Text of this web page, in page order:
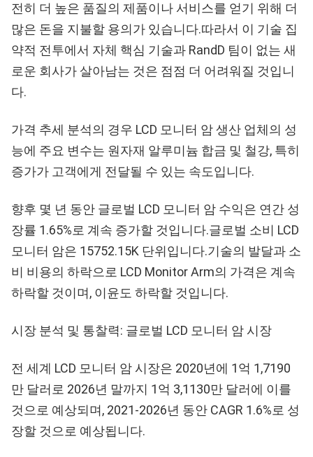
전히 ​​더 높은 품질의 제품이나 서비스를 얻기 위해 더
많은 돈을 지불할 용의가 있습니다.따라서 이 기술 집
약적 전투에서 자체 핵심 기술과 RandD 팀이 없는 새
로운 회사가 살아남는 것은 점점 더 어려워질 것입니
다.
가격 추세 분석의 경우 LCD 모니터 암 생산 업체의 성
능에 주요 변수는 원자재 알루미늄 합금 및 철강, 특히
증가가 고객에게 전달될 수 있는 속도입니다.
향후 몇 년 동안 글로벌 LCD 모니터 암 수익은 연간 성
장률 1.65%로 계속 증가할 것입니다.글로벌 소비 LCD
모니터 암은 15752.15K 단위입니다.기술의 발달과 소
비 비용의 하락으로 LCD Monitor Arm의 가격은 계속
하락할 것이며, 이윤도 하락할 것입니다.
시장 분석 및 통찰력: 글로벌 LCD 모니터 암 시장
전 세계 LCD 모니터 암 시장은 2020년에 1억 1,7190
만 달러로 2026년 말까지 1억 3,1130만 달러에 이를
것으로 예상되며, 2021-2026년 동안 CAGR 1.6%로 성
장할 것으로 예상됩니다.